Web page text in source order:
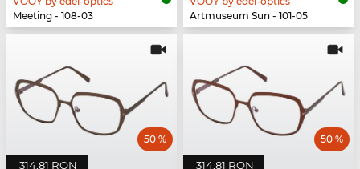
Meeting - 108-03
Artmuseum Sun - 101-05
314,81 RON
50 %
314,81 RON
50 %